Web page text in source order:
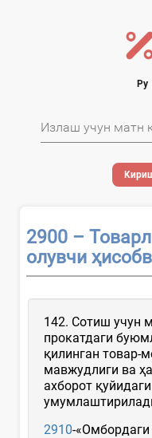
Ру
2900 –
олувчи
142. Сотиш учун
прокатдаги
қилинган товар-
мавжудлиги ва
ахборот
2910-«Омбордаги